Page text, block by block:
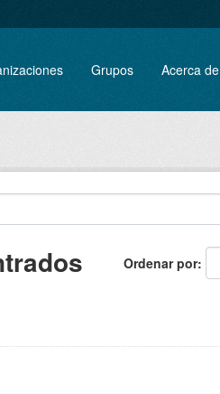
Grupos Acerca de
Ordenar por